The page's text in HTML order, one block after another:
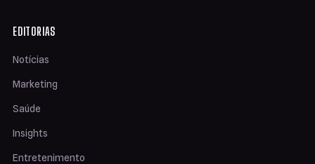
EDITORIAS
Notícias
Marketing
Saúde
Insights
Entretenimento